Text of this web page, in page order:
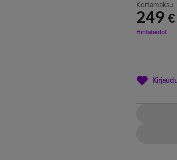
Kertamaksu
249 €
Hinta 249 €
Hintatiedot